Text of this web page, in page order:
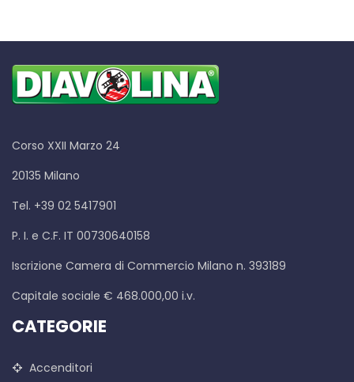
Corso XXII Marzo 24
20135 Milano
Tel. +39 02 5417901
P. I. e C.F. IT 00730640158
Iscrizione Camera di Commercio Milano n. 393189
Capitale sociale € 468.000,00 i.v.
CATEGORIE
Accenditori